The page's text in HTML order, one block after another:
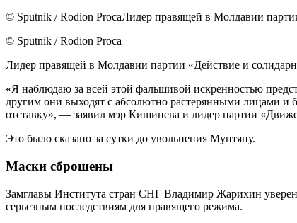
© Sputnik / Rodion ProcaЛидер правящей в Молдавии
© Sputnik / Rodion Proca
Лидер правящей в Молдавии партии «Действие и
«Я наблюдаю за всей этой фальшивой искренностью
другим они выходят с абсолютно растерянными лицами и
отставку», — заявил мэр Кишинева и лидер партии
Это было сказано за сутки до увольнения Мунтяну.
Маски сброшены
Замглавы Института стран СНГ Владимир Жарихин уверен:
серьезным последствиям для правящего режима.